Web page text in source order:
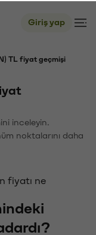
Giriş yap
TL fiyat geçmişi
inceleyin.
noktalarını daha
fiyatı ne